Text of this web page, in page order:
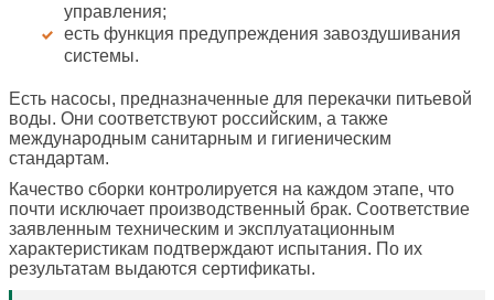
управления;
есть функция предупреждения завоздушивания
системы.
Есть насосы, предназначенные для перекачки питьевой
воды. Они соответствуют российским, а также
международным санитарным и гигиеническим
стандартам.
Качество сборки контролируется на каждом этапе, что
почти исключает производственный брак. Соответствие
заявленным техническим и эксплуатационным
характеристикам подтверждают испытания. По их
результатам выдаются сертификаты.